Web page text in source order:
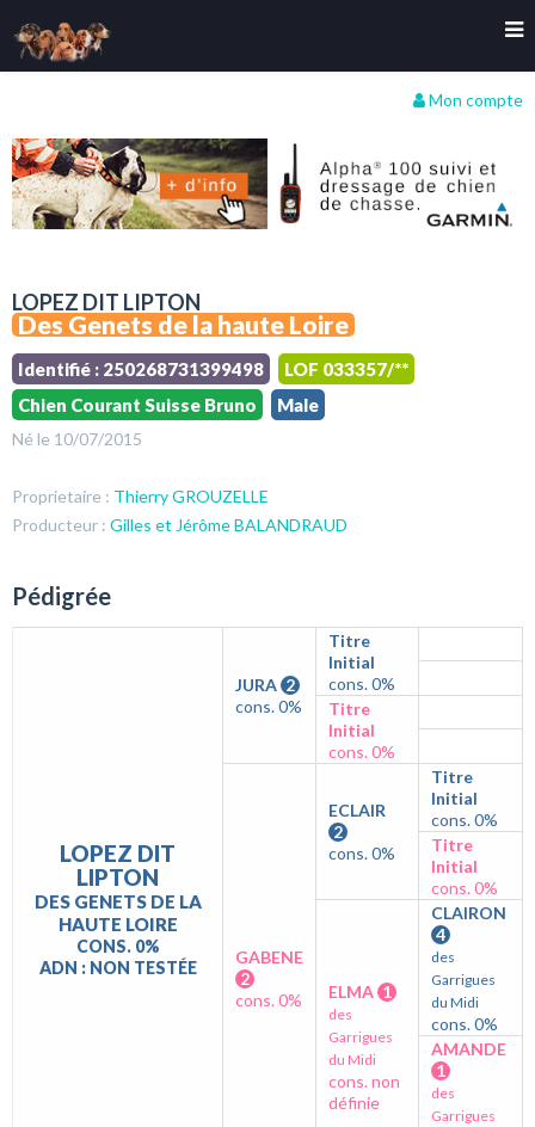
Mon compte
LOPEZ DIT LIPTON
Des Genets de la haute Loire
Identifié : 250268731399498
LOF 033357/**
Chien Courant Suisse Bruno
Male
Né le 10/07/2015
Proprietaire : Thierry GROUZELLE
Producteur : Gilles et Jérôme BALANDRAUD
Pédigrée
LOPEZ DIT
LIPTON
DES GENETS DE LA
HAUTE LOIRE
CONS. 0%
ADN : NON TESTÉE
JURA 2
cons. 0%
Titre
Initial
cons. 0%
Titre
Initial
cons. 0%
GABENE
2
cons. 0%
ECLAIR
2
cons. 0%
Titre
Initial
cons. 0%
Titre
Initial
cons. 0%
ELMA 1
des
Garrigues
du Midi
cons. non
définie
CLAIRON
4
des
Garrigues
du Midi
cons. 0%
AMANDE
1
des
Garrigues